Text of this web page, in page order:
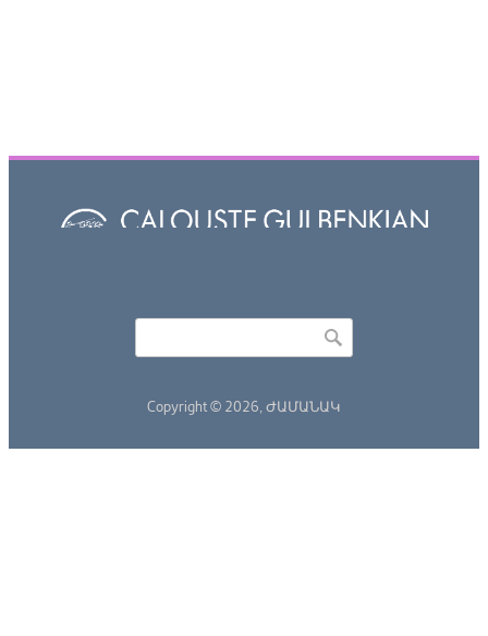
Copyright © 2026, ԺԱՄԱՆԱԿ